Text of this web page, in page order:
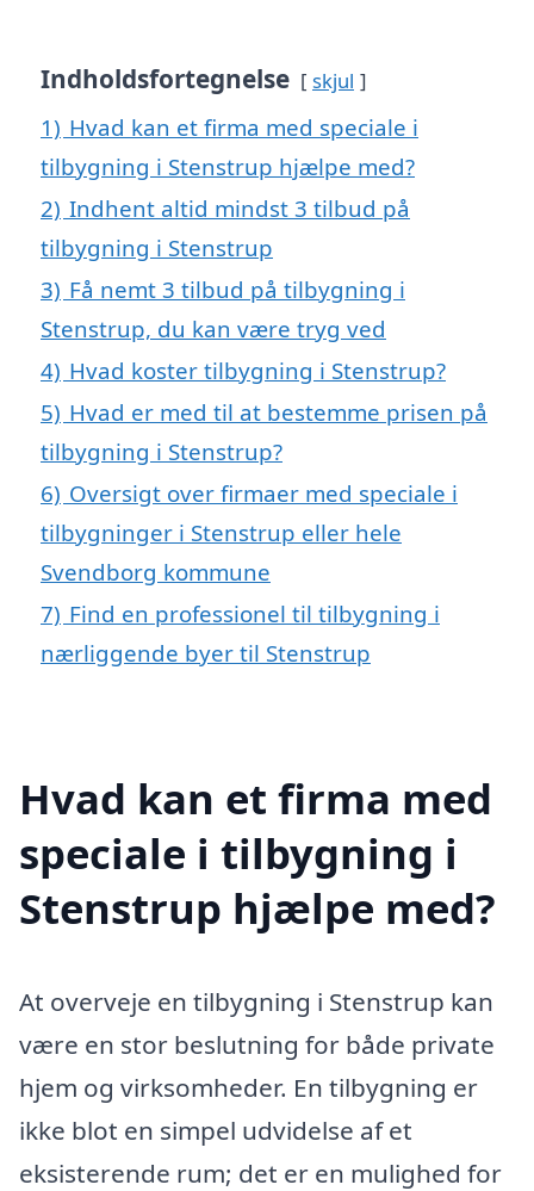
Indholdsfortegnelse skjul
1) Hvad kan et firma med speciale i
tilbygning i Stenstrup hjælpe med?
2) Indhent altid mindst 3 tilbud på
tilbygning i Stenstrup
3) Få nemt 3 tilbud på tilbygning i
Stenstrup, du kan være tryg ved
4) Hvad koster tilbygning i Stenstrup?
5) Hvad er med til at bestemme prisen på
tilbygning i Stenstrup?
6) Oversigt over firmaer med speciale i
tilbygninger i Stenstrup eller hele
Svendborg kommune
7) Find en professionel til tilbygning i
nærliggende byer til Stenstrup
Hvad kan et firma med
speciale i tilbygning i
Stenstrup hjælpe med?
At overveje en tilbygning i Stenstrup kan
være en stor beslutning for både private
hjem og virksomheder. En tilbygning er
ikke blot en simpel udvidelse af et
eksisterende rum; det er en mulighed for